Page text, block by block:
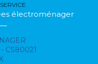
électroménager
CS80021